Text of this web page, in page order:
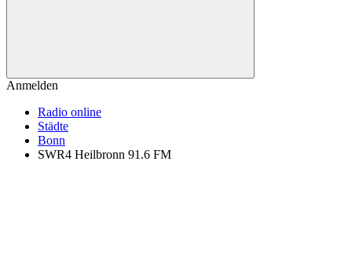
Anmelden
Radio online
Städte
Bonn
SWR4 Heilbronn 91.6 FM